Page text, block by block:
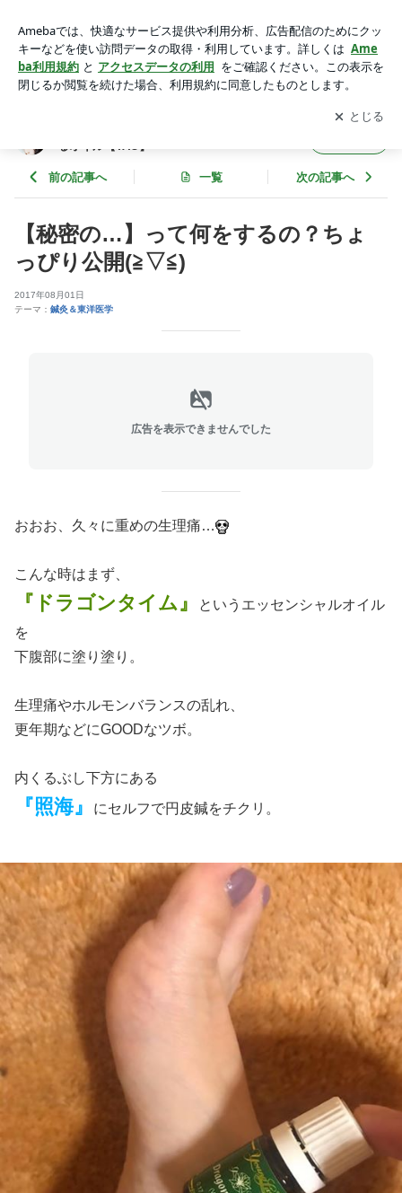
幌】自然療法の学校 ∞ 大地の恵み、聖なるオイル【TAO】
アプリをダウンロードして ブログの更新通知
を受け取りまし
ょう。
開く
るオイル【TAO】
前の記事へ 一覧 次の記事へ
【秘密の…】って何をするの？ちょ
っぴり公開(≧▽≦)
2017年08月01日
テーマ： 鍼灸＆東洋医学
広告を表示できませんでした
おおお、久々に重めの生理痛…
こんな時はまず、
『ドラゴンタイム』
というエッセンシャルオイル
を
下腹部に塗り塗り。
生理痛やホルモンバランスの乱れ、
更年期などにGOODなツボ。
内くるぶし下方にある
『照海』 にセルフで円皮鍼をチクリ。